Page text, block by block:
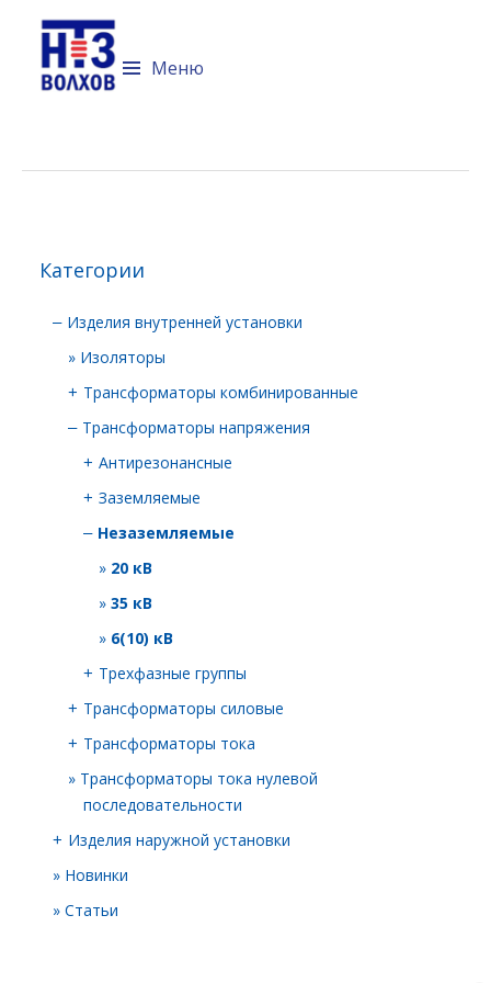
Меню
Категории
– Изделия внутренней установки
Изоляторы
+ Трансформаторы комбинированные
– Трансформаторы напряжения
+ Антирезонансные
+ Заземляемые
– Незаземляемые
20 кВ
35 кВ
6(10) кВ
+ Трехфазные группы
+ Трансформаторы силовые
+ Трансформаторы тока
Трансформаторы тока нулевой
последовательности
+ Изделия наружной установки
Новинки
Статьи